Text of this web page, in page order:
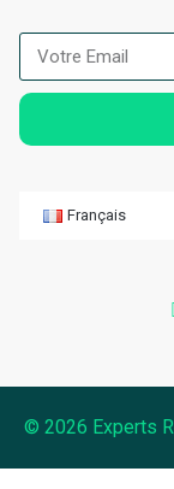
Français
© 2026 Experts